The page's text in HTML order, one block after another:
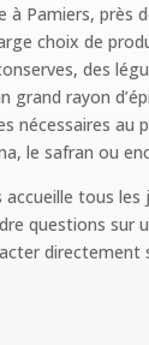
à Pamiers, près
choix de
des
grand rayon
nécessaires au
le safran ou
tous les
questions sur
directement